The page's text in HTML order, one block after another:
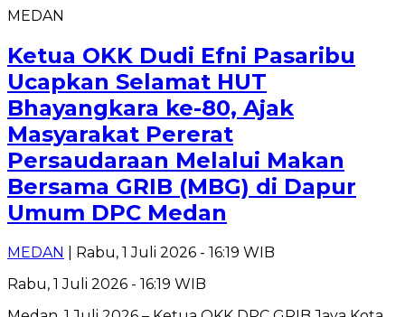
MEDAN
Ketua OKK Dudi Efni Pasaribu
Ucapkan Selamat HUT
Bhayangkara ke-80, Ajak
Masyarakat Pererat
Persaudaraan Melalui Makan
Bersama GRIB (MBG) di Dapur
Umum DPC Medan
MEDAN
| Rabu, 1 Juli 2026 - 16:19 WIB
Rabu, 1 Juli 2026 - 16:19 WIB